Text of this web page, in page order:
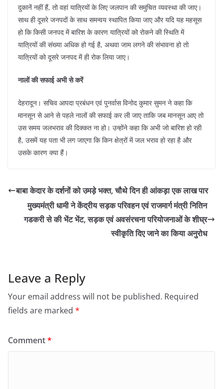
दुकानें नहीं हैं, तो वहां यात्रियों के लिए जलपान की समुचित व्यवस्था की जाए।
साथ ही दूसरे जनपदों के साथ समन्वय स्थापित किया जाए और यदि यह महसूस
हो कि किसी जनपद में बारिश के कारण यात्रियों को रोकने की स्थिति में
यात्रियों की संख्या अधिक हो गई है, अथवा जाम लगने की संभावना हो तो
यात्रियों को दूसरे जनपद में ही रोक लिया जाए।
नालों की सफाई अभी से करें
देहरादून। सचिव आपदा प्रबंधन एवं पुनर्वास विनोद कुमार सुमन ने कहा कि
मानसून से आने से पहले नालों की सफाई कर ली जाए ताकि जब मानसून आए तो
उस समय जलभराव की दिक्कत ना हो। उन्होंने कहा कि अभी जो बारिश हो रही
है, उसमें यह पता भी लग जाएगा कि किन क्षेत्रों में जल भराव हो रहा है और
उसके कारण क्या हैं।
बाबा केदार के दर्शनों को उमड़े भक्त, चौथे दिन ही आंकड़ा एक लाख पार
मुख्यमंत्री धामी ने केंद्रीय सड़क परिवहन एवं राजमार्ग मंत्री नितिन
गडकरी से की भेंट भेंट, सड़क एवं अवसंरचना परियोजनाओं के शीघ्र
स्वीकृति दिए जाने का किया अनुरोध
Leave a Reply
Your email address will not be published. Required
fields are marked *
Comment*